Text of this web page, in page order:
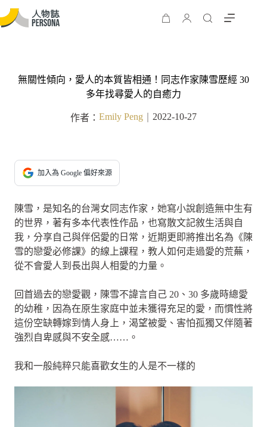
無關性傾向，愛人的本質皆相通！同志作家陳雪歷經 30
多年找尋愛人的自癒力
作者： Emily Peng 2022-10-27
加入為 Google 偏好來源
陳雪，是知名的台灣女同志作家，她寫小說創造無中生有
的世界，著有多本代表性作品，也寫散文記敘生活與自
我，分享自己與伴侶愛的日常，近期更即將推出名為《陳
雪的戀愛必修課》的線上課程，教人如何走過愛的荒蕪，
從不會愛人到長出與人相愛的力量。
回首過去的戀愛觀，陳雪不諱言自己 20、30 多歲時總愛
的幼稚，因為在原生家庭中並未獲得充足的愛，而慣性將
這份空缺轉嫁到情人身上，渴望被愛、害怕孤獨又伴隨著
強烈自卑感與不安全感……。
我和一般純粹只能喜歡女生的人是不一樣的